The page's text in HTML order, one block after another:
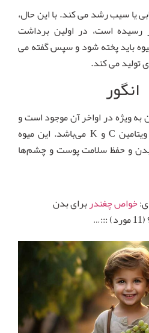
یا سیب رشد می کند. با این حال،
رسیده است، در اولین برداشت
باید پخته شود و سپس گفته می
تولید می کند.
انگور
به ویژه در اواخر آن موجود است و
سرشار از آنتی‌اکسیدان‌ها، ویتامین C و K می‌باشد. این میوه
و حفظ سلامت پوست و چشم‌ها
خواص چغندربرای بدن